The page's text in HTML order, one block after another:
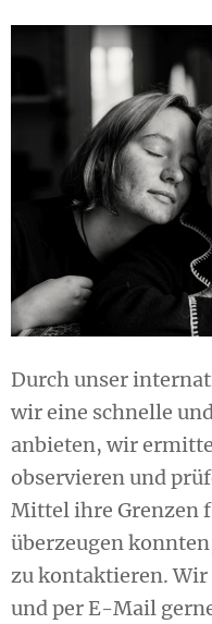
Durch unser
wir eine schnelle
anbieten, wir
observieren und
Mittel ihre Grenzen
überzeugen
zu kontaktieren.
und per E-Mail